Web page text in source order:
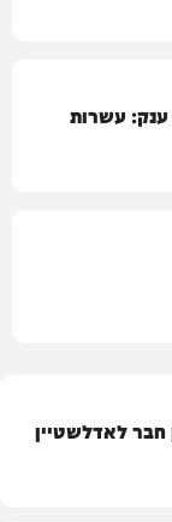
עשרות
חבר לאדלשטיין